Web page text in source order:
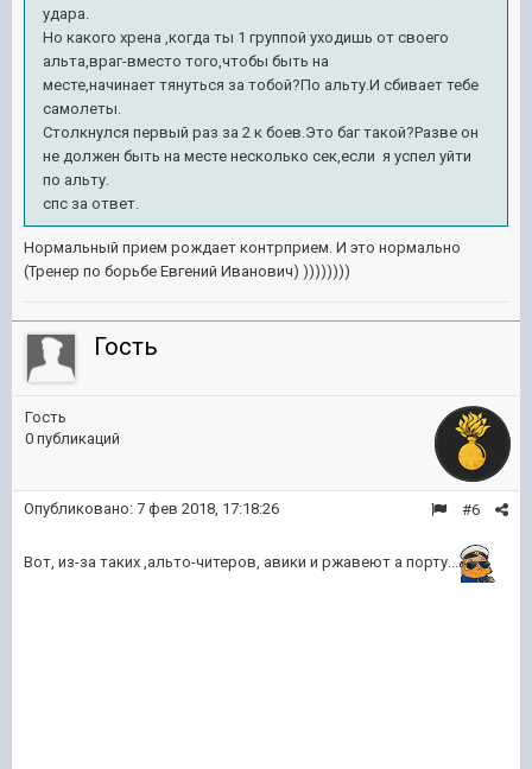
удара.
Но какого хрена ,когда ты 1 группой уходишь от своего
альта,враг-вместо того,чтобы быть на
месте,начинает тянуться за тобой?По альту.И сбивает тебе
самолеты.
Столкнулся первый раз за 2 к боев.Это баг такой?Разве он
не должен быть на месте несколько сек,если я успел уйти
по альту.
спс за ответ.
Нормальный прием рождает контрприем. И это нормально
(Тренер по борьбе Евгений Иванович) ))))))))
Гость
Гость
0 публикаций
#6
Опубликовано: 7 фев 2018, 17:18:26
Вот, из-за таких ,альто-читеров, авики и ржавеют а порту...